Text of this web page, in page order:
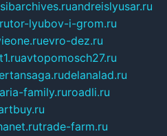
sibarchives.ruandreislyusar.ru
tor-lyubov-i-grom.ru
evro-dez.ru
avtopomosch27.ru
delanalad.ru
aria-family.ruroadli.ru
trade-farm.ru